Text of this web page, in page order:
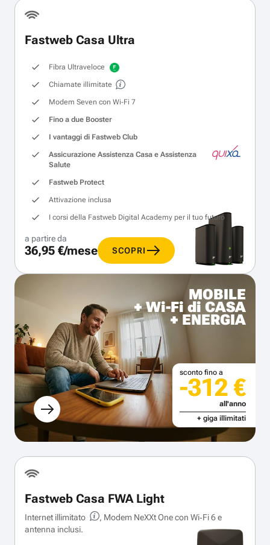
Fastweb Casa Ultra
Fibra Ultraveloce
Chiamate illimitate
Modem Seven con Wi‑Fi 7
Fino a due Booster
I vantaggi di Fastweb Club
Assicurazione Assistenza Casa e Assistenza
Salute
Fastweb Protect
Attivazione inclusa
I corsi della Fastweb Digital Academy per il tuo futuro
a partire da
36,95 €/mese SCOPRI
MOBILE
+ Wi-Fi di CASA
+ ENERGIA
sconto fino a
-312 €
all'anno
+ giga illimitati
Fastweb Casa FWA Light
Internet illimitato
, Modem NeXXt One con Wi‑Fi 6 e
antenna inclusi.